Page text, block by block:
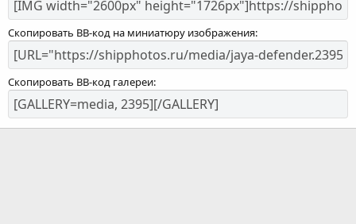
Скопировать BB-код на миниатюру изображения
Скопировать BB-код галереи